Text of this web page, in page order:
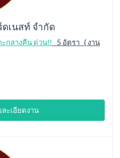
เนสท์ จำกัด
กลางคืน ด่วน!!
5 อัตรา ( งาน
ละเอียดงาน